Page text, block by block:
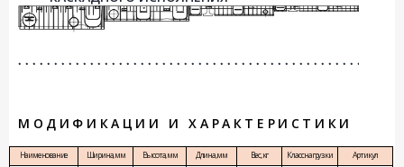
МОДИФИКАЦИИ И ХАРАКТЕРИСТИКИ
Наименование Ширина, мм Высота, мм Длина, мм Вес, кг Класс нагрузки
Артикул